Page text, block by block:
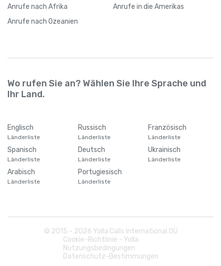
Anrufe nach Afrika Anrufe in die Amerikas
Anrufe nach Ozeanien
Wo rufen Sie an? Wählen Sie Ihre Sprache und
Ihr Land.
Englisch
Länderliste
Russisch
Länderliste
Französisch
Länderliste
Spanisch
Länderliste
Deutsch
Länderliste
Ukrainisch
Länderliste
Arabisch
Länderliste
Portugiesisch
Länderliste
© 2015 - 2026 Yolla Calls International OÜ
Cookie-Richtlinie - Yolla
Nutzungsbedingungen
Datenschutz-Bestimmungen